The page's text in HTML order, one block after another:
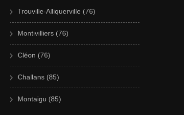
Trouville-Alliquerville (76)
Montivilliers (76)
Cléon (76)
Challans (85)
Montaigu (85)